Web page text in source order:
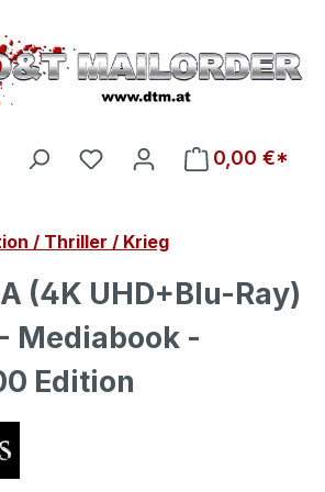
Du hast 0 Produkte auf
0,00 €*
/ Thriller / Krieg
(4K UHD+Blu-Ray)
Mediabook -
Edition